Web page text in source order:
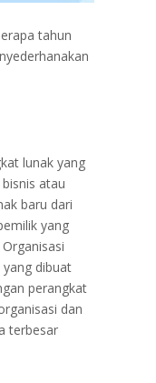
tahun
lunak yang
atau
baru dari
yang
dibuat
perangkat
dan
terbesar